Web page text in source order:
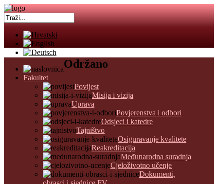
Fakultet
Povijest
Misija i vizija
Uprava
Povjerenstva i odbori
Odsjeci i katedre
Tajništvo
Osiguravanje kvalitete
Reakreditacija
Međunarodna suradnja
Cjeloživotno učenje
Dokumenti,
Održano